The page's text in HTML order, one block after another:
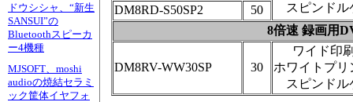
ドウシシャ、“新生
SANSUI”の
Bluetoothスピーカ
ー4機種
MJSOFT、moshi
audioの焼結セラミ
ック筐体イヤフォ
スピンドル
DM8RD-S50SP2
50
8倍速 録画用
DM8RV-WW30SP 30
ワイド印
ホワイトプリ
スピンドル